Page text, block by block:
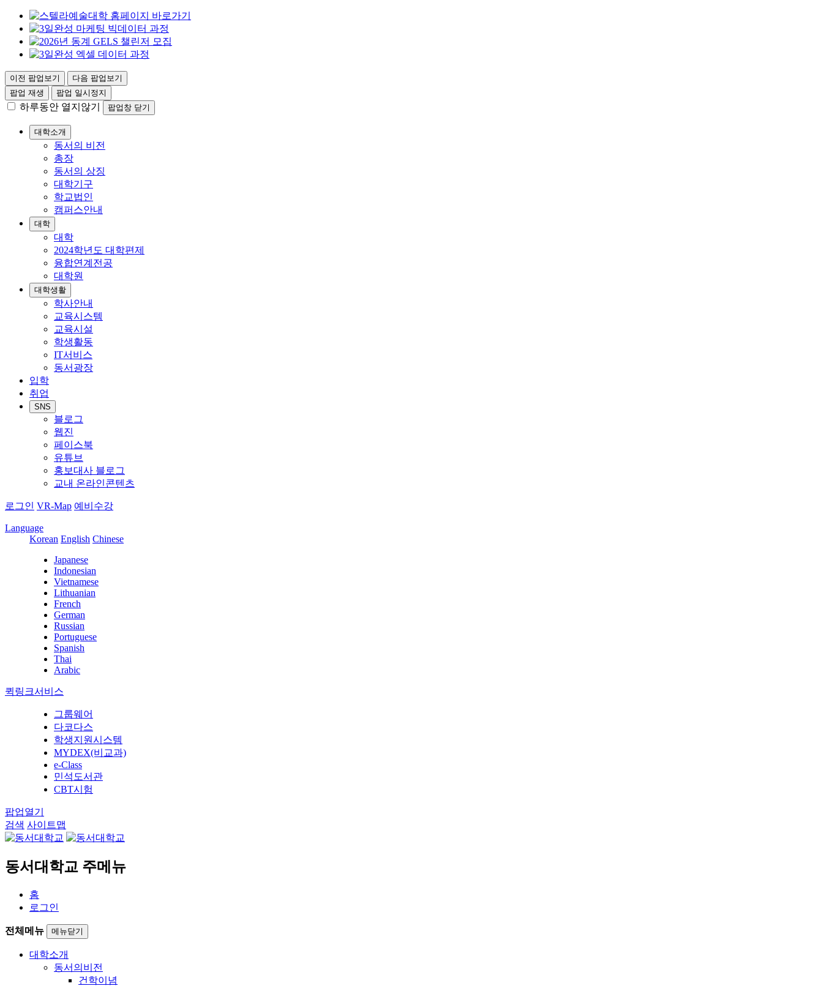
이전 팝업보기
다음 팝업보기
팝업 재생
팝업 일시정지
하루동안 열지않기 팝업창 닫기
대학소개
동서의 비전
총장
동서의 상징
대학기구
학교법인
캠퍼스안내
대학
대학
2024학년도 대학편제
융합연계전공
대학원
대학생활
학사안내
교육시스템
교육시설
학생활동
IT서비스
동서광장
입학
취업
SNS
블로그
웹진
페이스북
유튜브
홍보대사 블로그
교내 온라인콘텐츠
로그인 VR-Map 예비수강
Language
Korean English Chinese
Japanese
Indonesian
Vietnamese
Lithuanian
French
German
Russian
Portuguese
Spanish
Thai
Arabic
퀵링크서비스
그룹웨어
다코다스
학생지원시스템
MYDEX(비교과)
e-Class
민석도서관
CBT시험
팝업열기
검색 사이트맵
동서대학교 주메뉴
홈
로그인
전체메뉴 메뉴닫기
대학소개
동서의비전
건학이념